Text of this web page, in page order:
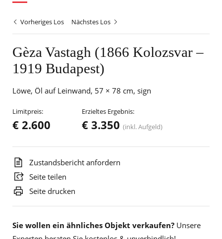
Vorheriges Los Nächstes Los
Gèza Vastagh (1866 Kolozsvar –
1919 Budapest)
Löwe, Öl auf Leinwand, 57 × 78 cm, sign
Limitpreis:
€ 2.600
Erzieltes Ergebnis:
€ 3.350 (inkl. Aufgeld)
Zustandsbericht anfordern
Seite teilen
Seite drucken
Sie wollen ein ähnliches Objekt verkaufen? Unsere